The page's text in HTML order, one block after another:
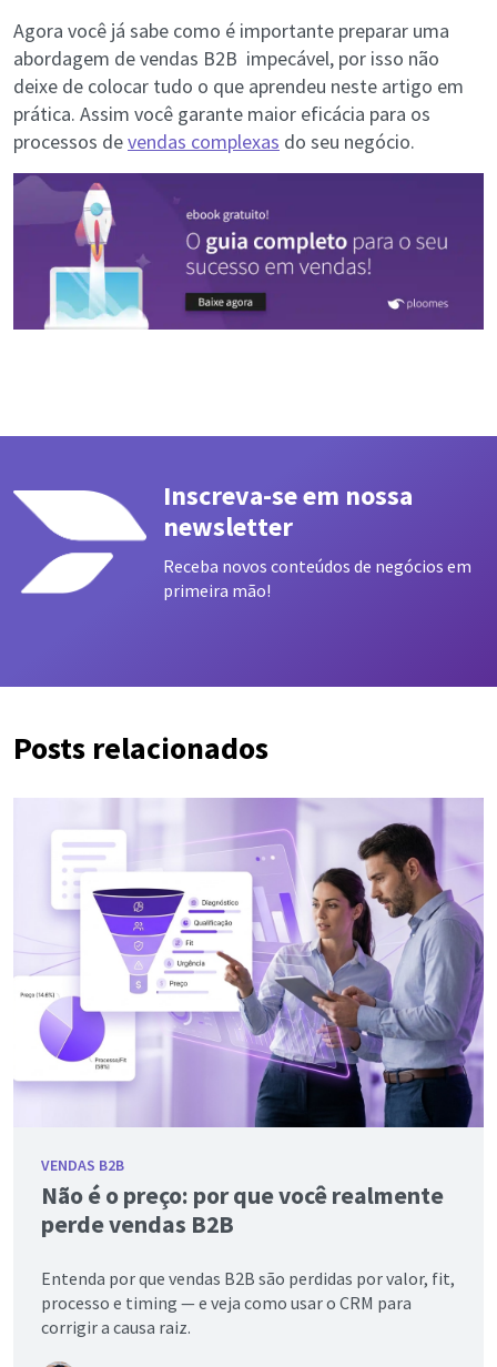
Agora você já sabe como é importante preparar uma
abordagem de vendas B2B impecável, por isso não
deixe de colocar tudo o que aprendeu neste artigo em
prática. Assim você garante maior eficácia para os
processos devendas complexas do seu negócio.
Inscreva-se em nossa
newsletter
Receba novos conteúdos de negócios em
primeira mão!
Posts relacionados
VENDAS B2B
Não é o preço: por que você realmente
perde vendas B2B
Entenda por que vendas B2B são perdidas por valor, fit,
processo e timing — e veja como usar o CRM para
corrigir a causa raiz.